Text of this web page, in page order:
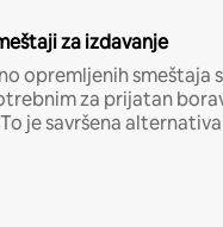
za izdavanje
opremljenih smeštaja
za prijatan
je savršena